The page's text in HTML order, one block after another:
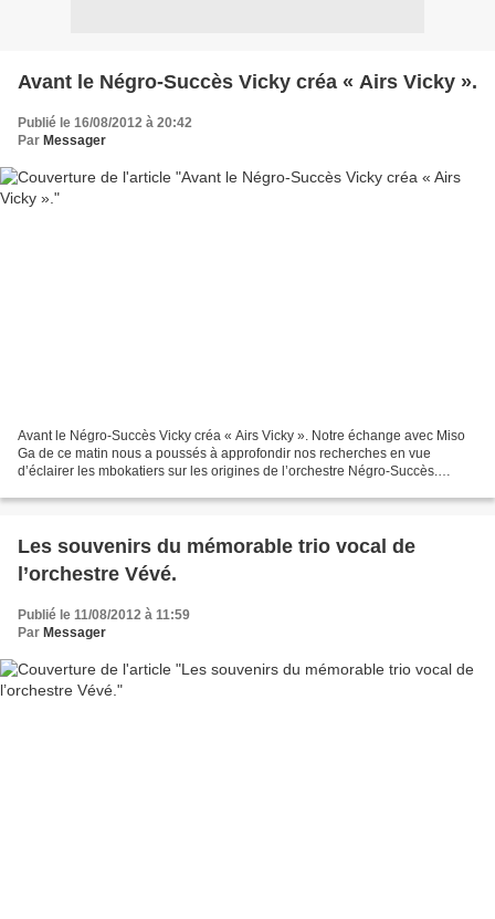
Avant le Négro-Succès Vicky créa « Airs Vicky ».
Publié le 16/08/2012 à 20:42
Par Messager
Avant le Négro-Succès Vicky créa « Airs Vicky ». Notre échange avec Miso
Ga de ce matin nous a poussés à approfondir nos recherches en vue
d’éclairer les mbokatiers sur les origines de l’orchestre Négro-Succès.
Les souvenirs du mémorable trio vocal de
l’orchestre Vévé.
Publié le 11/08/2012 à 11:59
Par Messager